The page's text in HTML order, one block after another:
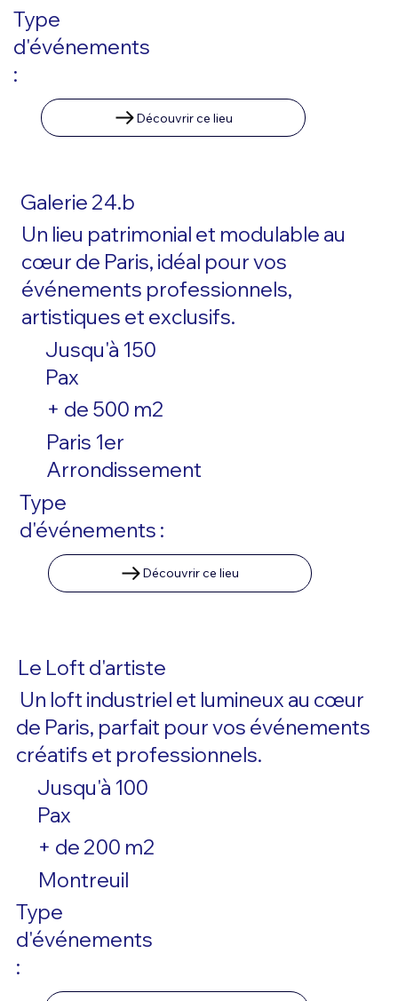
Type
d'événements
:
Découvrir ce lieu
Galerie 24.b
Un lieu patrimonial et modulable au
cœur de Paris, idéal pour vos
événements professionnels,
artistiques et exclusifs.
Jusqu'à 150
Pax
+ de 500 m2
Paris 1er
Arrondissement
Type
d'événements :
Découvrir ce lieu
Le Loft d'artiste
Un loft industriel et lumineux au cœur
de Paris, parfait pour vos événements
créatifs et professionnels.
Jusqu'à 100
Pax
+ de 200 m2
Montreuil
Type
d'événements
: